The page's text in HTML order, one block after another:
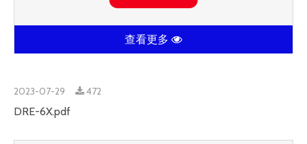
查看更多
2023-07-29 472
DRE-6X.pdf